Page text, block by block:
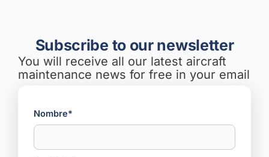
Subscribe to our newsletter
You will receive all our latest aircraft
maintenance news for free in your email
Nombre*